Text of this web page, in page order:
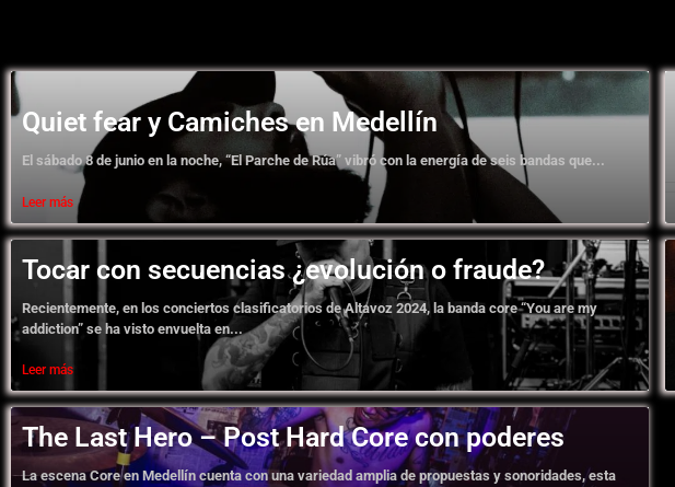
Quiet fear y Camiches en Medellín
El sábado 8 de junio en la noche, “El Parche de Rúa” vibró con la energía de seis bandas que...
Leer más
Tocar con secuencias ¿evolución o fraude?
Recientemente, en los conciertos clasificatorios de Altavoz 2024, la banda core “You are my
addiction” se ha visto envuelta en...
Leer más
The Last Hero – Post Hard Core con poderes
La escena Core en Medellín cuenta con una variedad amplia de propuestas y sonoridades, esta